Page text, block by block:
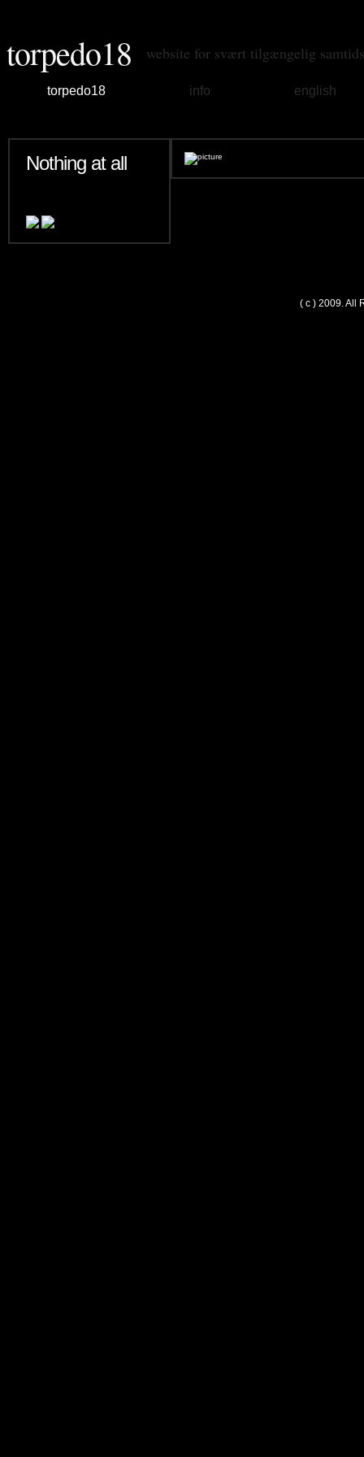
torpedo18 website for svært tilgængelig
torpedo18 info english
Nothing at all
( c ) 2009. All